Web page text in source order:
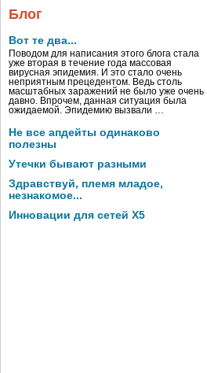
Блог
Вот те два...
Поводом для написания этого блога стала
уже вторая в течение года массовая
вирусная эпидемия. И это стало очень
неприятным прецедентом. Ведь столь
масштабных заражений не было уже очень
давно. Впрочем, данная ситуация была
ожидаемой. Эпидемию вызвали …
Не все апдейты одинаково
полезны
Утечки бывают разными
Здравствуй, племя младое,
незнакомое...
Инновации для сетей X5